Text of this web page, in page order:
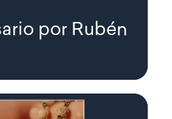
por Rubén